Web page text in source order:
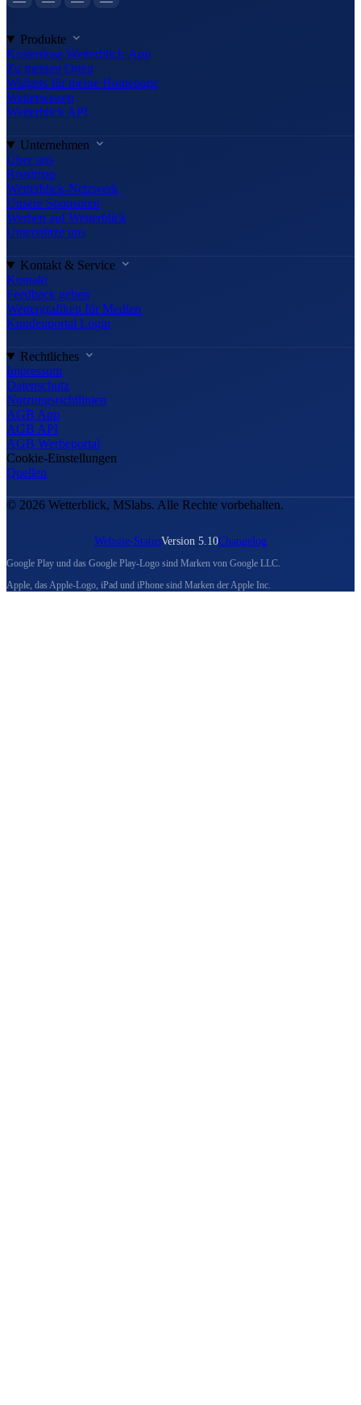
Produkte
Kostenlose Wetterblick-App
Zu meinen Orten
Widgets für meine Homepage
Wetterwissen
Wetterblick API
Unternehmen
Über uns
Roadmap
Wetterblick-Netzwerk
Unsere Sponsoren
Werben auf Wetterblick
Unterstütze uns
Kontakt & Service
Kontakt
Feedback geben
Wettergrafiken für Medien
Kundenportal Login
Rechtliches
Impressum
Datenschutz
Nutzungsrichtlinien
AGB App
AGB API
AGB Werbeportal
Cookie-Einstellungen
Quellen
© 2026 Wetterblick, MSlabs. Alle Rechte vorbehalten.
Website-StatusVersion 5.10Changelog
Google Play und das Google Play-Logo sind Marken von Google LLC.
Apple, das Apple-Logo, iPad und iPhone sind Marken der Apple Inc.